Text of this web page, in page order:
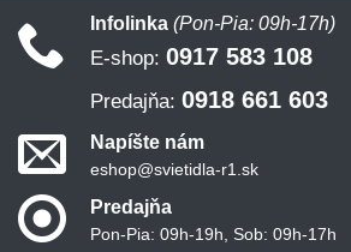
Infolinka (Pon-Pia: 09h-17h)
E-shop: 0917 583 108
Predajňa: 0918 661 603
Napíšte nám
eshop@svietidla-r1.sk
Predajňa
Pon-Pia: 09h-19h, Sob: 09h-17h